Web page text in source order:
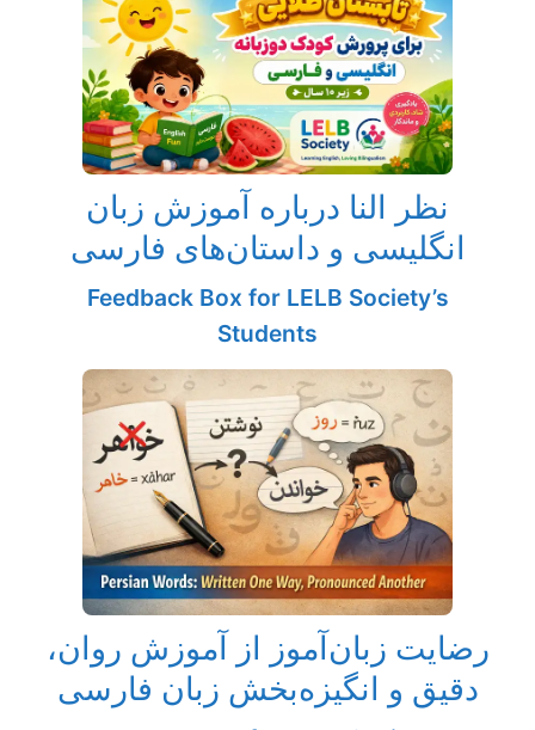
نظر النا درباره آموزش زبان
انگلیسی و داستان‌های فارسی
Feedback Box for LELB Society’s
Students
رضایت زبان‌آموز از آموزش روان،
دقیق و انگیزه‌بخش زبان فارسی